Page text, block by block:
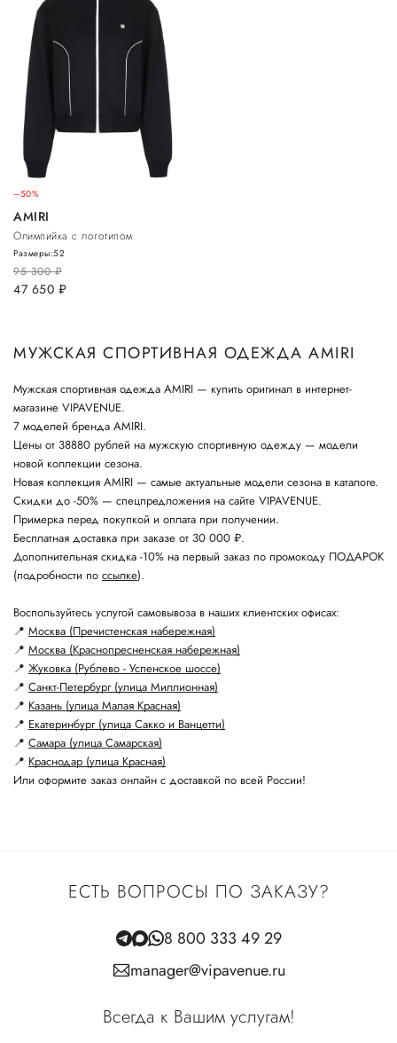
–50%
AMIRI
Олимпийка с логотипом
95 300руб.
47 650 руб.
Размеры:52
МУЖСКАЯ СПОРТИВНАЯ ОДЕЖДА AMIRI
Мужская спортивная одежда AMIRI — купить оригинал в интернет-
магазине VIPAVENUE.
7 моделей бренда AMIRI.
Цены от 38880 рублей на мужскую спортивную одежду — модели
новой коллекции сезона.
Новая коллекция AMIRI — самые актуальные модели сезона в каталоге.
Скидки до -50% — спецпредложения на сайте VIPAVENUE.
Примерка перед покупкой и оплата при получении.
Бесплатная доставка при заказе от 30 000 ₽.
Дополнительная скидка -10% на первый заказ по промокоду ПОДАРОК
(подробности по ссылке).
Воспользуйтесь услугой самовывоза в наших клиентских офисах:
📍 Москва (Пречистенская набережная)
📍 Москва (Краснопресненская набережная)
📍 Жуковка (Рублево - Успенское шоссе)
📍 Санкт-Петербург (улица Миллионная)
📍 Казань (улица Малая Красная)
📍 Екатеринбург (улица Сакко и Ванцетти)
📍 Самара (улица Самарская)
📍 Краснодар (улица Красная)
Или оформите заказ онлайн с доставкой по всей России!
ЕСТЬ ВОПРОСЫ ПО ЗАКАЗУ?
8 800 333 49 29
manager@vipavenue.ru
Всегда к Вашим услугам!